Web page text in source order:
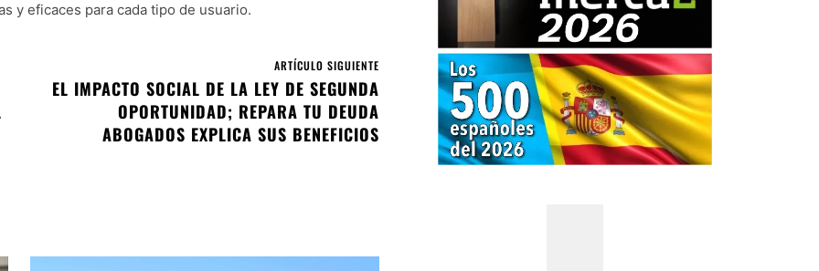
y eficaces para cada tipo de usuario.
ARTÍCULO SIGUIENTE
EL IMPACTO SOCIAL DE LA LEY DE SEGUNDA
OPORTUNIDAD; REPARA TU DEUDA
ABOGADOS EXPLICA SUS BENEFICIOS